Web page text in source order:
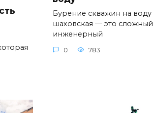
Бурение скважин на воду
шаховская — это сложный
инженерный
0 783